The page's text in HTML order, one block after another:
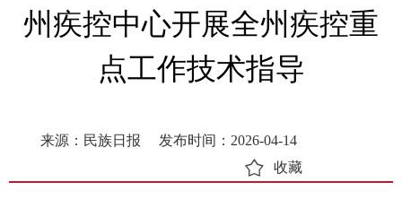
州疾控中心开展全州疾控重
点工作技术指导
来源：民族日报
发布时间：2026-04-14
收藏